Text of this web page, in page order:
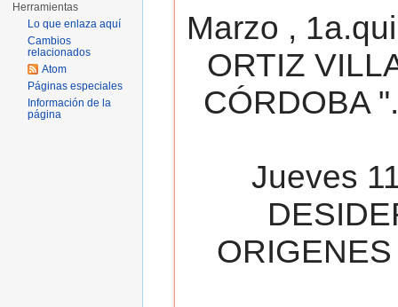
Marzo ,
ORTIZ
CÓRDOBA
Jueves
Herramientas
Lo que enlaza aquí
Cambios
relacionados
Atom
Páginas especiales
Información de la
página